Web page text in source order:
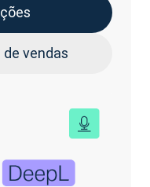
vendas